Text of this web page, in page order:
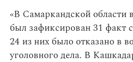
«В Самаркандской области
был зафиксирован 31 факт
24 из них было отказано в
уголовного дела. В